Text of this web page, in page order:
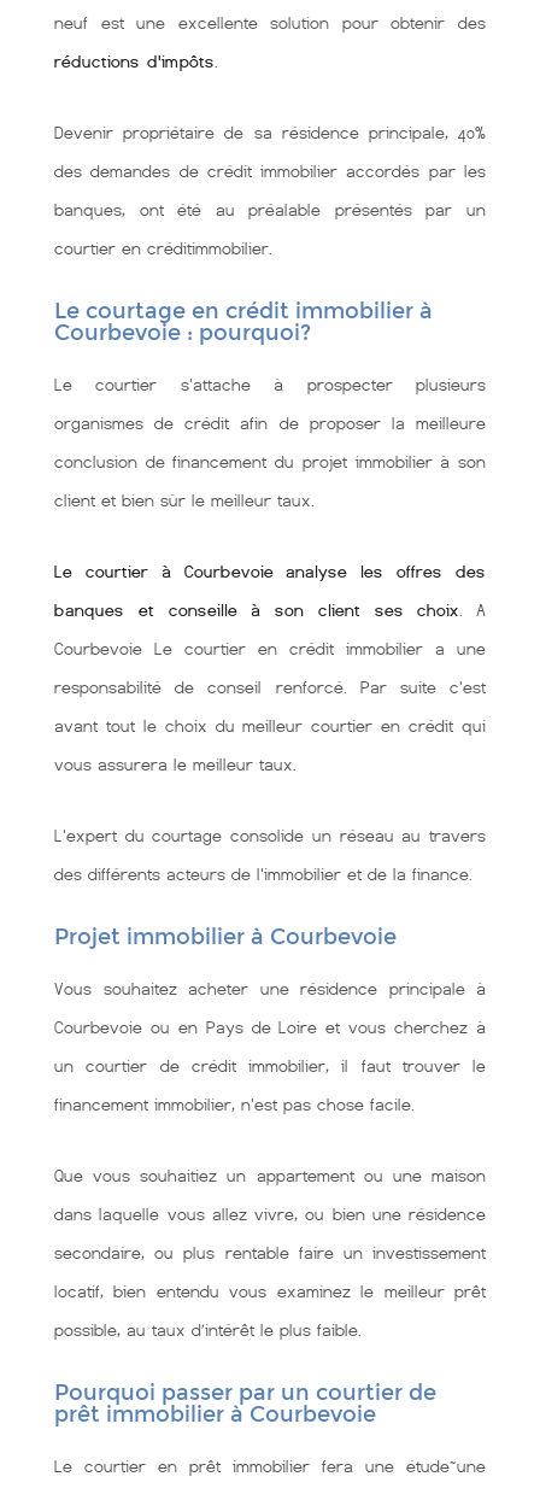
neuf est une excellente solution pour obtenir des
réductions d'impôts
Devenir propriétaire de sa résidence principale, 40%
des demandes de crédit immobilier accordés par les
banques, ont été au préalable présentés par un
courtier en créditimmobilier.
Le courtage en crédit immobilier à
Courbevoie : pourquoi?
Le courtier s'attache à prospecter plusieurs
organismes de crédit afin de proposer la meilleure
conclusion de financement du projet immobilier à son
client et bien sùr le meilleur taux.
Le courtier à Courbevoie analyse les offres des
banques et conseille à son client ses choix . A
Courbevoie Le courtier en crédit immobilier a une
responsabilité de conseil renforcé. Par suite c'est
avant tout le choix du meilleur courtier en crédit qui
vous assurera le meilleur taux.
L'expert du courtage consolide un réseau au travers
des différents acteurs de l'immobilier et de la finance.
Projet immobilier à Courbevoie
Vous souhaitez acheter une résidence principale à
Courbevoie ou en Pays de Loire et vous cherchez à
un courtier de crédit immobilier, il faut trouver le
financement immobilier, n'est pas chose facile.
Que vous souhaitiez un appartement ou une maison
dans laquelle vous allez vivre, ou bien une résidence
secondaire, ou plus rentable faire un investissement
locatif, bien entendu vous examinez le meilleur prêt
possible, au taux d’intérêt le plus faible.
Pourquoi passer par un courtier de
prêt immobilier à Courbevoie
Le courtier en prêt immobilier fera une étude~une